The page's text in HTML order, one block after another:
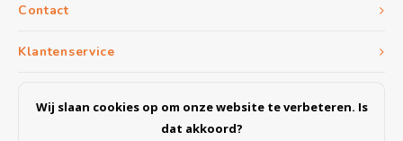
Contact
Klantenservice
Wij slaan cookies op om onze website te verbeteren. Is
dat akkoord?